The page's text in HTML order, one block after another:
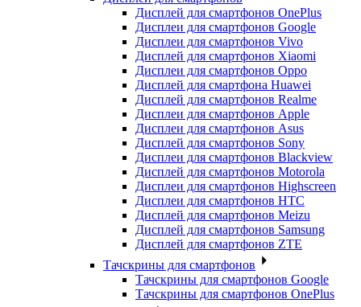
Дисплей для смартфонов OnePlus
Дисплеи для смартфонов Google
Дисплеи для смартфонов Vivo
Дисплей для смартфонов Xiaomi
Дисплеи для смартфонов Oppo
Дисплей для смартфона Huawei
Дисплей для смартфонов Realme
Дисплеи для смартфонов Apple
Дисплеи для смартфонов Asus
Дисплей для смартфонов Sony
Дисплеи для смартфонов Blackview
Дисплей для смартфонов Motorola
Дисплеи для смартфонов Highscreen
Дисплеи для смартфонов HTC
Дисплей для смартфонов Meizu
Дисплей для смартфонов Samsung
Дисплей для смартфонов ZTE
Тачскрины для смартфонов
Тачскрины для смартфонов Google
Тачскрины для смартфонов OnePlus